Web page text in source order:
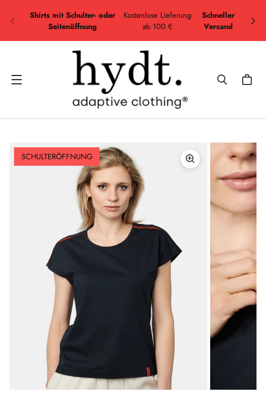
Shirts mit Schulter- oder
Seitenöffnung
Kostenlose Lieferung
ab 100 €
Schneller
Versand
Menü
SCHULTERÖFFNUNG